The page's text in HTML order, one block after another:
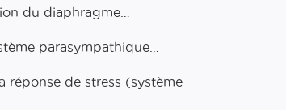
du diaphragme…
parasympathique…
réponse de stress (système